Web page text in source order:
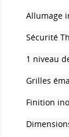
Allumage
Sécurité
1 niveau
Grilles
Finition